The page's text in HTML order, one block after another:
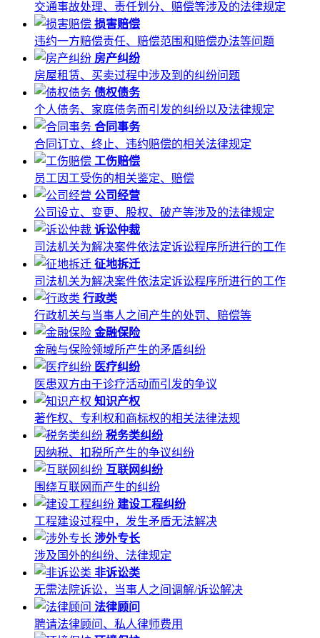
交通事故处理、责任划分、赔偿等涉及的法律规定
损害赔偿
违约一方赔偿责任、赔偿范围和赔偿办法等问题
房产纠纷
房屋租赁、买卖过程中涉及到的纠纷问题
债权债务
个人债务、家庭债务而引发的纠纷以及法律规定
合同事务
合同订立、终止、违约赔偿的相关法律规定
工伤赔偿
员工因工受伤的相关鉴定、赔偿
公司经营
公司设立、变更、股权、破产等涉及的法律规定
诉讼仲裁
司法机关为解决案件依法定诉讼程序所进行的工作
征地拆迁
司法机关为解决案件依法定诉讼程序所进行的工作
行政类
行政机关与当事人之间产生的处罚、赔偿等
金融保险
金融与保险领域所产生的矛盾纠纷
医疗纠纷
医患双方由于诊疗活动而引发的争议
知识产权
著作权、专利权和商标权的相关法律法规
税务类纠纷
因纳税、扣税所产生的争议纠纷
互联网纠纷
围绕互联网而产生的纠纷
建设工程纠纷
工程建设过程中，发生矛盾无法解决
涉外专长
涉及国外的纠纷、法律规定
非诉讼类
无需法院诉讼，当事人之间调解/诉讼解决
法律顾问
聘请法律顾问、私人律师费用